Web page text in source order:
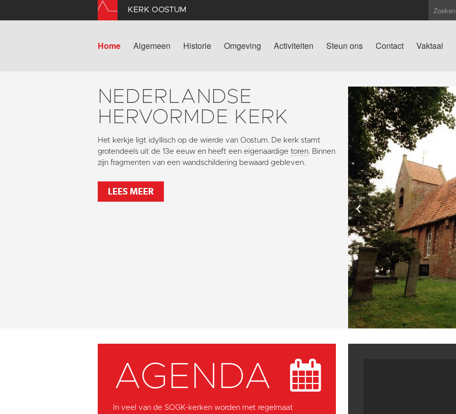
KERK OOSTUM
Home Algemeen Historie Omgeving Activiteiten Steun ons Contact Vaktaal
NEDERLANDSE
HERVORMDE KERK
Het kerkje ligt idyllisch op de wierde van Oostum. De kerk stamt
grotendeels uit de 13e eeuw en heeft een eigenaardige toren. Binnen
zijn fragmenten van een wandschildering bewaard gebleven.
LEES MEER
‹
AGENDA
In veel van de SOGK-kerken worden met regelmaat